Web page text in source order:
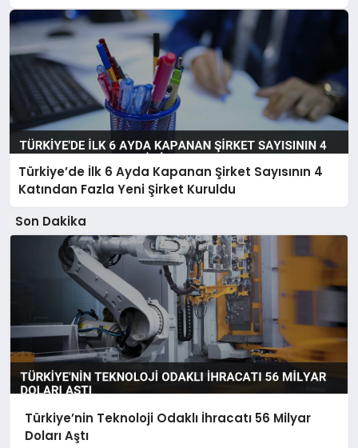
Türkiye’de İlk 6 Ayda Kapanan Şirket Sayısının 4
Katından Fazla Yeni Şirket Kuruldu
Son Dakika
Türkiye’nin Teknoloji Odaklı İhracatı 56 Milyar
Doları Aştı